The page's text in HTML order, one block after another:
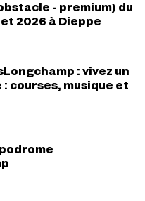
- premium) du
2026 à Dieppe
: vivez un
courses, musique et